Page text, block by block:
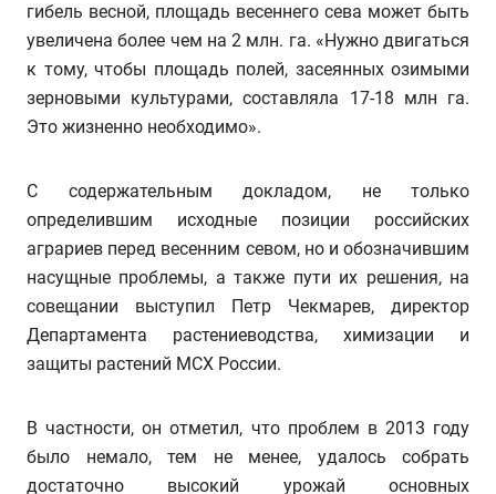
гибель весной, площадь весеннего сева может быть
увеличена более чем на 2 млн. га. «Нужно двигаться
к тому, чтобы площадь полей, засеянных озимыми
зерновыми культурами, составляла 17-18 млн га.
Это жизненно необходимо».
С содержательным докладом, не только
определившим исходные позиции российских
аграриев перед весенним севом, но и обозначившим
насущные проблемы, а также пути их решения, на
совещании выступил Петр Чекмарев, директор
Департамента растениеводства, химизации и
защиты растений МСХ России.
В частности, он отметил, что проблем в 2013 году
было немало, тем не менее, удалось собрать
достаточно высокий урожай основных